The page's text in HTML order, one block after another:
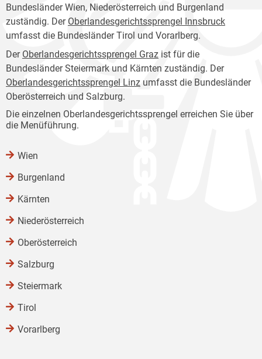
Bundesländer Wien, Niederösterreich und Burgenland
zuständig. Der Oberlandesgerichtssprengel Innsbruck
umfasst die Bundesländer Tirol und Vorarlberg.
Der Oberlandesgerichtssprengel Graz ist für die
Bundesländer Steiermark und Kärnten zuständig. Der
Oberlandesgerichtssprengel Linz umfasst die Bundesländer
Oberösterreich und Salzburg.
Die einzelnen Oberlandesgerichtssprengel erreichen Sie über
die Menüführung.
Wien
Burgenland
Kärnten
Niederösterreich
Oberösterreich
Salzburg
Steiermark
Tirol
Vorarlberg